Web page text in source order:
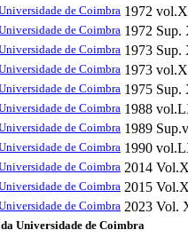
de Coimbra 1972
de Coimbra 1972 Sup.
de Coimbra 1973 Sup.
de Coimbra 1973
de Coimbra 1975
de Coimbra 1988
de Coimbra 1989
de Coimbra 1990
de Coimbra 2014
de Coimbra 2015
de Coimbra 2023 Vol.
Universidade de Coimbra